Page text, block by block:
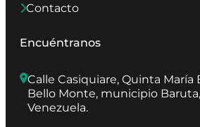
Contacto
Encuéntranos
Calle Casiquiare, Quinta María
Bello Monte, municipio Baruta,
Venezuela.